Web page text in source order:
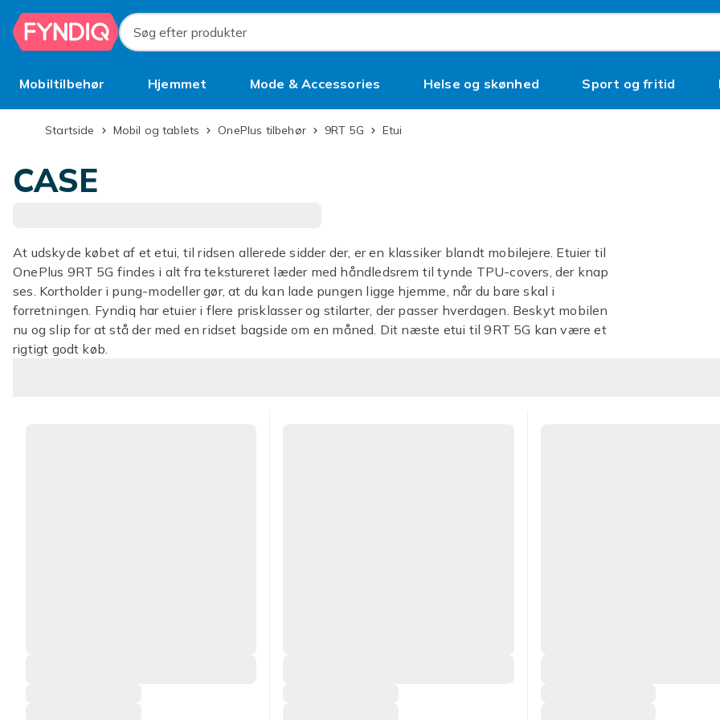
Spring til hovedindhold
Søg efter produkter
Mobiltilbehør Hjemmet Mode & Accessories Helse og skønhed Sport og fritid
BrugtStartside Mobil og tablets OnePlus tilbehør 9RT 5G Etui
CASE
At udskyde købet af et etui, til ridsen allerede sidder der, er en klassiker blandt mobilejere. Etuier til
OnePlus 9RT 5G findes i alt fra tekstureret læder med håndledsrem til tynde TPU-covers, der knap
ses. Kortholder i pung-modeller gør, at du kan lade pungen ligge hjemme, når du bare skal i
forretningen. Fyndiq har etuier i flere prisklasser og stilarter, der passer hverdagen. Beskyt mobilen
nu og slip for at stå der med en ridset bagside om en måned. Dit næste etui til 9RT 5G kan være et
rigtigt godt køb.